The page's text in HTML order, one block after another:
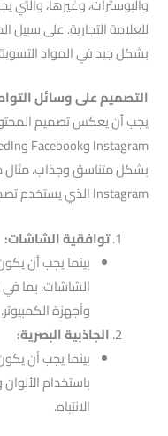
والبوسترات، وغيرها،
للعلامة التجارية. على سبيل
بشكل جيد في المواد
التصميم على وسائل
يجب أن يعكس تصميم
Instagram الذي يستخدم تصميمًا جريئًا وملهمًا.
توافقية الشاشات:
بينما يجب أن
الشاشات. بما في
وأجهزة الكمبيوتر.
الجاذبية البصرية:
بينما يجب أن
باستخدام
الانتباه.